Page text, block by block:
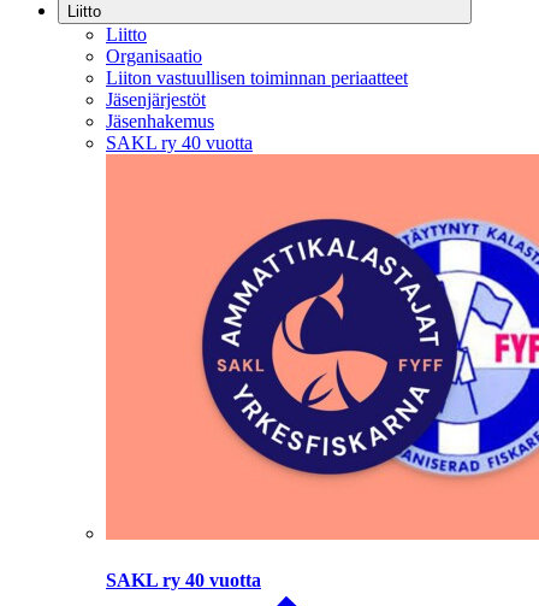
Liitto
Liitto
Organisaatio
Liiton vastuullisen toiminnan periaatteet
Jäsenjärjestöt
Jäsenhakemus
SAKL ry 40 vuotta
SAKL ry 40 vuotta